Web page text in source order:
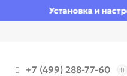
Установка и
+7 (499) 288-77-60